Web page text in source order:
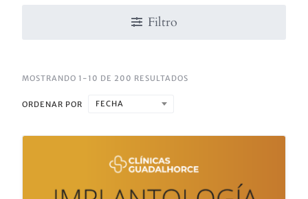
Filtro
MOSTRANDO 1-10 DE 200 RESULTADOS
ORDENAR POR FECHA